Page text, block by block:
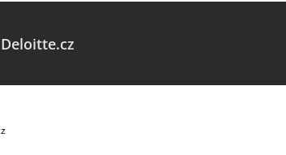
Deloitte.cz